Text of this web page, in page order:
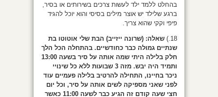
בהחלט ללמד ילד לעשות צרכים בשירותים או בסיר,
ברגע שלילד יש אוצר מילים בסיסי והוא יוכל להגיד
פיפי וקקי שהוא צריך.
18.)
שאלה: (שרונה ייזייב) הבת שלי אוטוטו בת
שנתיים גמולה כבר כחודשיים. בהתחלה הכל הלך
חלק בלילה היתי שמה אותה על סיר בשעה 13:00
ותמיד היה יבש. מזה 3 שבועות ללא כל שינויי
ניכר בחיינו, התחילה להרטיב בלילה פעמיים עוד
לפני שאני מספיקה לשים אותה על סיר, וכל יום
חצי שעה קודם זה הגיע כבר לשעה 11:00 כאשר